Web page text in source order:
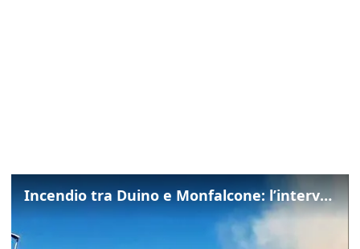
Incendio tra Duino e Monfalcone: l’intervento dei vigili del fuoco